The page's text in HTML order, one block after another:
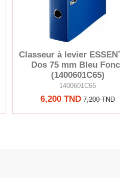
Classeur à levier
Dos 75 mm Bleu
(1400601C65)
1400601C65
6,200 TND 7,200 TND